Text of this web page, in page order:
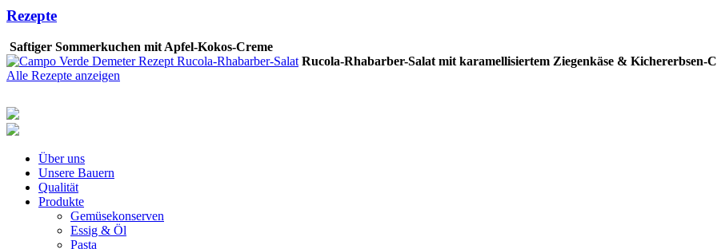
Rezepte
Saftiger Sommerkuchen mit Apfel-Kokos-Creme
Rucola-Rhabarber-Salat mit karamellisiertem Ziegenkäse & Kichererbsen-
Alle Rezepte anzeigen
Über uns
Unsere Bauern
Qualität
Produkte
Gemüsekonserven
Essig & Öl
Pasta